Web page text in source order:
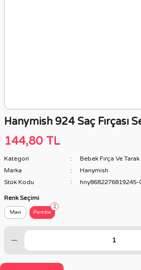
Hanymish 924 Saç Fırçası
144,80 TL
Kategori
Bebek Fırça Ve Tarak
Marka
Hanymish
Stok Kodu
hny8682276819245-
Renk Seçimi
Mavi Pembe